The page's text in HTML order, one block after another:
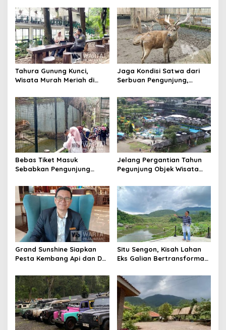
Menggoda di Wyndham
Culinary Journey
Tahura Gunung Kunci,
Wisata Murah Meriah di
Jaga Kondisi Satwa dari
Serbuan Pengunjung,
Berlakukan sejumlah
Pembatasan
Bebas Tiket Masuk
Sebabkan Pengunjung
Samai Libur Lebaran
Jelang Pergantian Tahun
Pegunjung Objek Wisata
Update Harga Tiketnya
Disini
Grand Sunshine Siapkan
Pesta Kembang Api dan DJ
Nataru
Situ Sengon, Kisah Lahan
Eks Galian Bertransformasi